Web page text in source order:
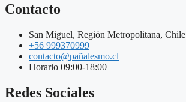
Contacto
San Miguel, Región Metropolitana, Chile
+56 999370999
contacto@pañalesmo.cl
Horario 09:00-18:00
Redes Sociales